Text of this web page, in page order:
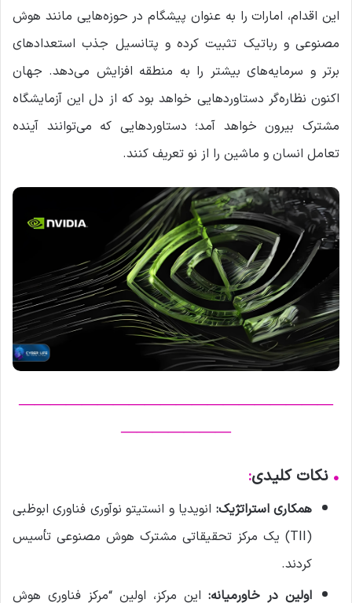
این اقدام، امارات را به عنوان پیشگام در حوزه‌هایی مانند هوش
مصنوعی و رباتیک تثبیت کرده و پتانسیل جذب استعدادهای
برتر و سرمایه‌های بیشتر را به منطقه افزایش می‌دهد. جهان
اکنون نظاره‌گر دستاوردهایی خواهد بود که از دل این آزمایشگاه
مشترک بیرون خواهد آمد؛ دستاوردهایی که می‌توانند آینده
تعامل انسان و ماشین را از نو تعریف کنند.
————————————————————
———————
• نکات کلیدی:
همکاری استراتژیک: انویدیا و انستیتو نوآوری فناوری ابوظبی
(TII) یک مرکز تحقیقاتی مشترک هوش مصنوعی تأسیس
کردند.
اولین در خاورمیانه: این مرکز، اولین “مرکز فناوری هوش